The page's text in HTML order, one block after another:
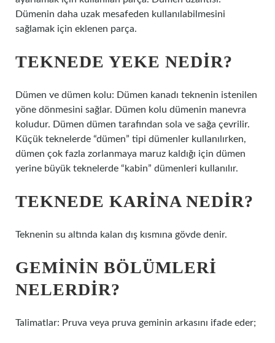
Dümenin daha uzak mesafeden kullanılabilmesini
sağlamak için eklenen parça.
TEKNEDE YEKE NEDIR?
Dümen ve dümen kolu: Dümen kanadı teknenin istenilen
yöne dönmesini sağlar. Dümen kolu dümenin manevra
koludur. Dümen dümen tarafından sola ve sağa çevrilir.
Küçük teknelerde “dümen” tipi dümenler kullanılırken,
dümen çok fazla zorlanmaya maruz kaldığı için dümen
yerine büyük teknelerde “kabin” dümenleri kullanılır.
TEKNEDE KARINA NEDIR?
Teknenin su altında kalan dış kısmına gövde denir.
GEMININ BÖLÜMLERI
NELERDIR?
Talimatlar: Pruva veya pruva geminin arkasını ifade eder;